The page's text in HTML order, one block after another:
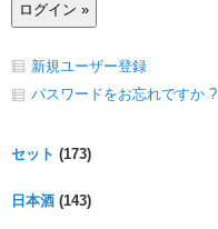
新規ユーザー登録
パスワードをお忘れですか ?
セット (173)
日本酒 (143)